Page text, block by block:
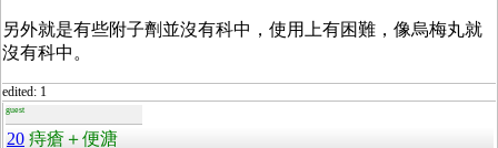
另外就是有些附子劑並沒有科中，使用上有困難，像烏梅丸就
沒有科中。
edited: 1
guest
20 痔瘡＋便溏